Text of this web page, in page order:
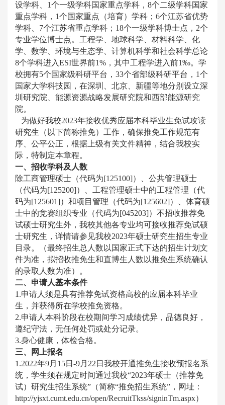
设学科、1个一级学科国家重点学科，8个二级学科国家
重点学科，1个国家重点（培育）学科；6个江苏省优势
学科、7个江苏省重点学科；18个一级学科博士点，2个
专业学位博士点。工程学、地球科学、材料科学、化
学、数学、环境与生态学、计算机科学和社会科学总论
8个学科进入ESI世界前1%，其中工程学进入前1‰。学
校拥有5个国家级科研平台，33个省部级科研平台，1个
国家大学科技园，在深圳、北京、新疆等地分别设立深
圳研究院、能源资源战略发展研究院和西部能源研究
院。
为做好我校2023年接收优秀应届本科毕业生免试攻读
研究生（以下简称推免）工作，确保推免工作规范有
序、公平公正，根据上级有关文件精神，结合我校实
际，特制定本章程。
一、招收学科及人数
除工商管理硕士（代码为[125100]）、公共管理硕士
（代码为[125200]）、工程管理硕士中的工程管理（代
码为[125601]）和项目管理（代码为[125602]）、体育硕
士中的竞赛组织专业（代码为[045203]）不招收推荐免
试硕士研究生外，我校其他各专业均可接收推荐免试硕
士研究生，详情请参见我校2023年硕士研究生招生专业
目录。（最终招生总人数以国家正式下达的招生计划文
件为准，拟招收推免生和直博生人数以推免生系统确认
的录取人数为准）。
二、申请人基本条件
1.申请人须是具有推荐免试资格高校的应届本科毕业
生，并获得所在学校推免资格。
2.申请人本科阶段在校期间学习成绩优异，品德良好，
遵纪守法，无任何处罚或处分记录。
3.身心健康，体检合格。
三、网上报名
1.2022年9月15日-9月22日我校开通推免生接收预报名系
统，学生须在规定时间通过我校“2023年硕士（推荐免
试）研究生招生系统”（简称“推免招生系统”，网址：
http://yjsxt.cumt.edu.cn/open/RecruitTkss/signinTm.aspx）